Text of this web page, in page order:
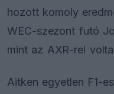
hozott komoly
WEC-szezont futó
mint az AXR-rel
Aitken egyetlen F1-